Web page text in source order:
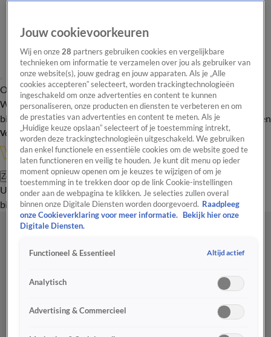
Overzicht Onze programma's Uitzendingen Onze gezichten
In de
WandelgangenInterviewsUitzending
bijwonenPodcastShopVeelgestelde vragenKijkersvraag insturen
Volg Vandaag Inside
Zoeken
UitzendingenVandaag InsideDe OranjezomerShopUitzending
bijwonen
Jouw cookievoorkeuren
Wij en onze28 partners gebruiken cookies en vergelijkbare
technieken om informatie te verzamelen over jou als gebruiker van
onze website(s), jouw gedrag en jouw apparaten. Als je „Alle
cookies accepteren” selecteert, worden trackingtechnologieën
ingeschakeld om onze advertenties en content te kunnen
personaliseren, onze producten en diensten te verbeteren en om
de prestaties van advertenties en content te meten. Als je
„Huidige keuze opslaan” selecteert of je toestemming intrekt,
worden deze trackingtechnologieën uitgeschakeld. We gebruiken
dan enkel functionele en essentiële cookies om de website goed te
laten functioneren en veilig te houden. Je kunt dit menu op ieder
moment opnieuw openen om je keuzes te wijzigen of om je
toestemming in te trekken door op de link Cookie-instellingen
onder aan de webpagina te klikken. Je selecties zullen overal
binnen onze Digitale Diensten worden doorgevoerd. Raadpleeg
onze Cookieverklaring voor meer informatie.
Bekijk hier onze
Digitale Diensten.
Functioneel & Essentieel Altijd actief
Analytisch
Advertising & Commercieel